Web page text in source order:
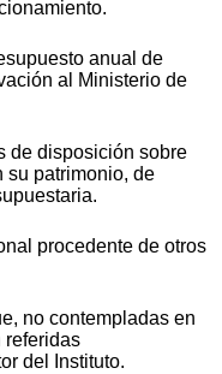
anual de
al Ministerio de
de disposición sobre
su patrimonio, de
procedente de otros
no contempladas en
referidas
del Instituto.